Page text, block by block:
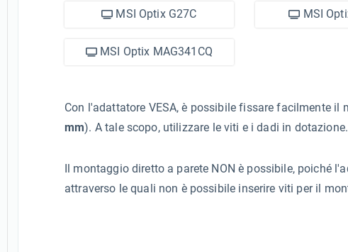
MSI Optix G27C MSI
MSI Optix MAG341CQ
Con l'adattatore VESA, è possibile fissare facilmente il
mm). A tale scopo, utilizzare le viti e i dadi in dotazione.
Il montaggio diretto a parete NON è possibile, poiché
attraverso le quali non è possibile inserire viti per il